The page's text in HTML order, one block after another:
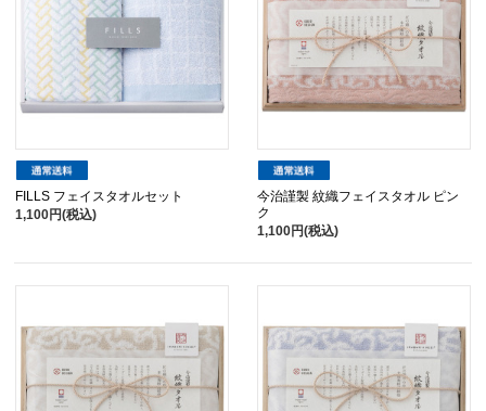
FILLS フェイスタオルセット
1,100円(税込)
今治謹製 紋織フェイスタオル ピン
ク
1,100円(税込)